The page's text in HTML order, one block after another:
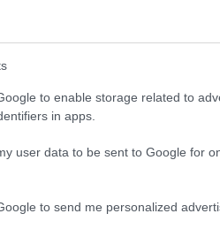
to enable storage related to
in apps.
user data to be sent to Google for
to send me personalized